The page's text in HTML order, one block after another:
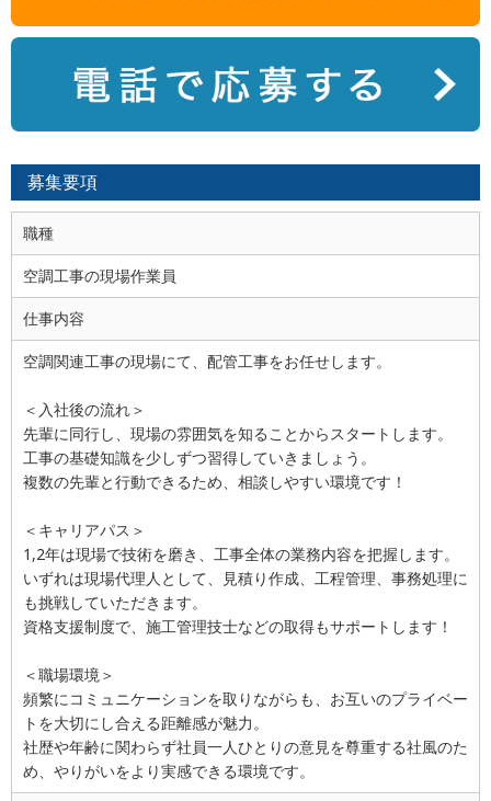
募集要項
職種
空調工事の現場作業員
仕事内容
空調関連工事の現場にて、配管工事をお任せします。
＜入社後の流れ＞
先輩に同行し、現場の雰囲気を知ることからスタートします。
工事の基礎知識を少しずつ習得していきましょう。
複数の先輩と行動できるため、相談しやすい環境です！
＜キャリアパス＞
1,2年は現場で技術を磨き、工事全体の業務内容を把握します。
いずれは現場代理人として、見積り作成、工程管理、事務処理に
も挑戦していただきます。
資格支援制度で、施工管理技士などの取得もサポートします！
＜職場環境＞
頻繁にコミュニケーションを取りながらも、お互いのプライベー
トを大切にし合える距離感が魅力。
社歴や年齢に関わらず社員一人ひとりの意見を尊重する社風のた
め、やりがいをより実感できる環境です。